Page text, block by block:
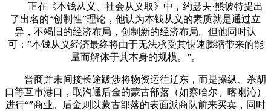
正在《本钱从义、社会从义取》中，约瑟夫·熊彼特提出
了出名的“创制性”理论，他认为本钱从义的素质就是通过立
异，不竭旧的经济布局，创制新的经济布局。但他同时认
可：“本钱从义经济最终将由于无法承受其快速膨缩带来的能
量而解体于其本身的规模。”。
晋商并未间接长途跋涉将物资运往辽东，而是操纵、杀胡
口等互市港口，取沟通后金的蒙古部落（如察哈尔、喀喇沁）
进行“”商业。后金则以蒙古部落的表面派商队前来买卖，同时